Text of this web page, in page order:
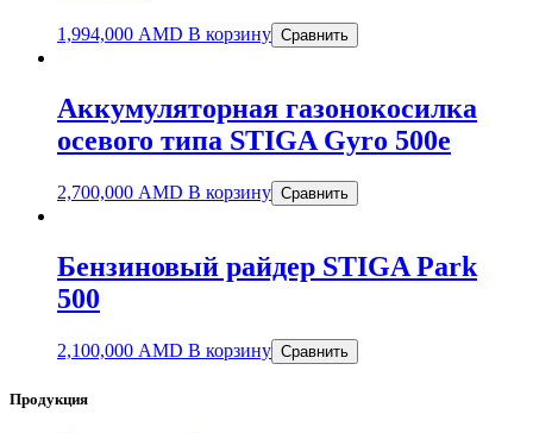
1,994,000 AMD В корзину Сравнить
Аккумуляторная газонокосилка
осевого типа STIGA Gyro 500e
2,700,000 AMD В корзину Сравнить
Бензиновый райдер STIGA Park
500
2,100,000 AMD В корзину Сравнить
Продукция